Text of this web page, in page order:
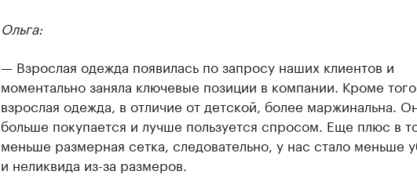
Ольга:
— Взрослая одежда появилась по запросу наших клиентов и
моментально заняла ключевые позиции в компании. Кроме
взрослая одежда, в отличие от детской, более маржинальна.
больше покупается и лучше пользуется спросом. Еще плюс в
меньше размерная сетка, следовательно, у нас стало меньше
и неликвида из-за размеров.